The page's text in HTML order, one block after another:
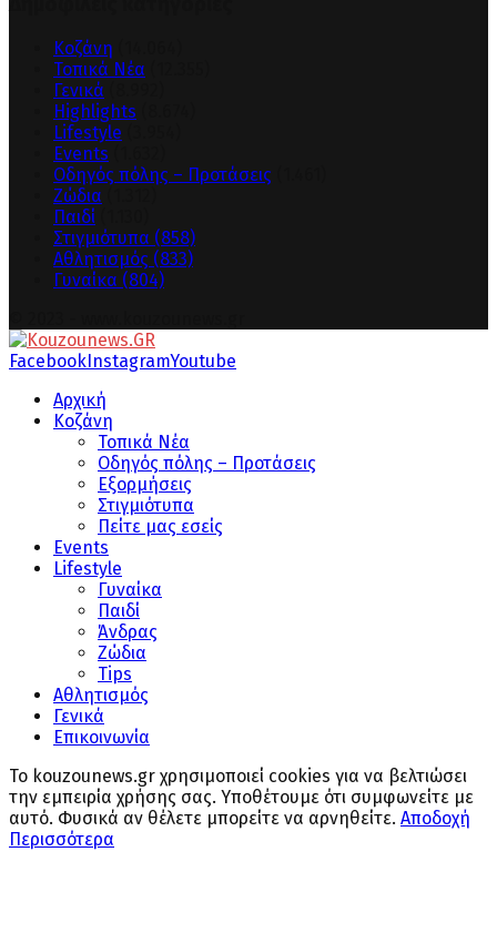
Κοζάνη
Τοπικά Νέα
Γενικά
Highlights
Lifestyle
Events
Οδηγός πόλης – Προτάσεις
Ζώδια
Παιδί
Στιγμιότυπα (858)
Αθλητισμός (833)
Γυναίκα (804)
FacebookInstagramYoutube
Αρχική
Κοζάνη
Τοπικά Νέα
Οδηγός πόλης – Προτάσεις
Εξορμήσεις
Στιγμιότυπα
Πείτε μας εσείς
Events
Lifestyle
Γυναίκα
Παιδί
Άνδρας
Ζώδια
Tips
Αθλητισμός
Γενικά
Επικοινωνία
Το kouzounews.gr χρησιμοποιεί cookies για να βελτιώσει
την εμπειρία χρήσης σας. Υποθέτουμε ότι συμφωνείτε με
αυτό. Φυσικά αν θέλετε μπορείτε να αρνηθείτε. Αποδοχή
Περισσότερα